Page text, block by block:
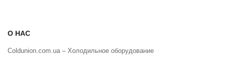
О НАС
Coldunion.com.ua – Холодильное оборудование